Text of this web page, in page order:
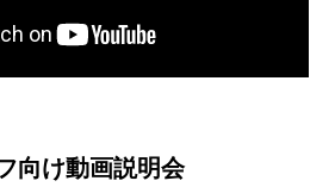
向け動画説明会